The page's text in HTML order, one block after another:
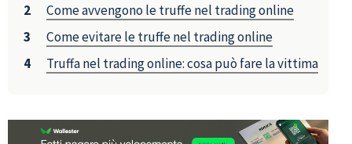
Come avvengono le truffe nel trading online
Come evitare le truffe nel trading online
Truffa nel trading online: cosa può fare la vittima